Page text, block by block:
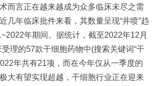
而言正在越来越成为众多临床未尽之需
几年临床批件来看，其数量呈现“井喷”趋
年期间。据统计，截至2022年12月
理的57款干细胞药物中(搜索关键词“干
年共有21项，而在今年仅从一季度的
大有望实现超越，干细胞行业正在迎来